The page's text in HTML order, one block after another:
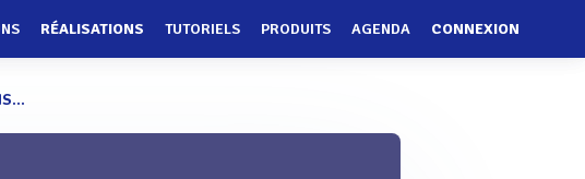
RÉALISATIONS TUTORIELS PRODUITS AGENDA CONNEXION